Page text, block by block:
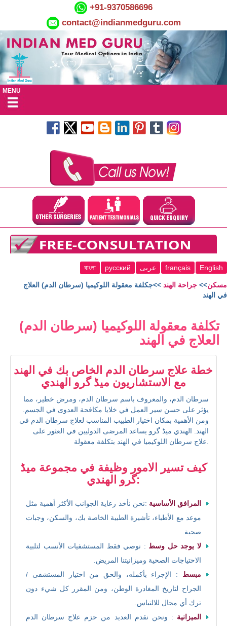
+91-9370586696
contact@indianmedguru.com
MENU
English
français عربى русский
বাংলা
مسكن>> جراحة الهند >>جكلفة معقولة اللوكيميا (سرطان الدم) العلاج
في الهند
تكلفة معقولة اللوكيميا (سرطان الدم)
العلاج في الهند
خطة علاج سرطان الدم الخاص بك في الهند
مع الاستشاريون میڈ گرو الهندي
سرطان الدم، والمعروف باسم سرطان الدم، ومرض خطير، مما
يؤثر على حسن سير العمل في خلايا مكافحة العدوى في الجسم.
ومن الأهمية بمكان اختيار الطبيب المناسب لعلاج سرطان الدم في
الهند. الهندي میڈ گرو يساعد المرضى الدوليين في العثور على
علاج سرطان اللوكيميا في الهند بتكلفة معقولة.
كيف تسير الامور وظيفة في مجموعة میڈ
گرو الهندي:
المرافق الأساسية :نحن نأخذ رعاية الجوانب الأكثر أهمية مثل
موعد مع الأطباء، تأشيرة الطبية الخاصة بك، والسكن، وجبات
صحية.
لا يوجد حل وسط : نوصي فقط المستشفيات الأنسب لتلبية
الاحتياجات الصحية وميزانيتنا المريض.
مبسط : الإجراء بأكمله، والحق من اختيار المستشفى /
الجراح لتاريخ المغادرة الوطن، ومن المقرر كل شيء دون
ترك أي مجال للالتباس.
الميزانية : ونحن نقدم العديد من حزم علاج سرطان الدم